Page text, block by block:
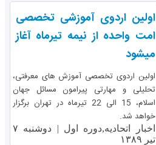
اولین اردوی آموزشی تخصصی
امت واحده از نیمه تیرماه آغاز
میشود
اولین اردوی تخصصی آموزش های معرفتی،
تحلیلی و مهارتی پیرامون مسائل جهان
اسلام، 15 الی 22 تیرماه در تهران برگزار
خواهد شد.
اخبار اتحادیه,دوره اول |
دوشنبه ۷
تیر ۱۳۸۹